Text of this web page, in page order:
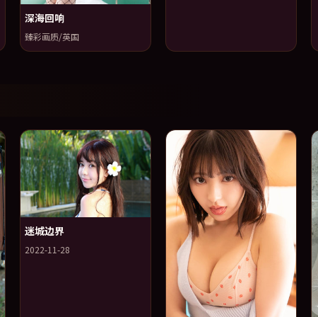
深海回响
臻彩画质/英国
迷城边界
2022-11-28